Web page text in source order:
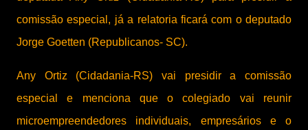
comissão especial, já a relatoria ficará com o deputado
Jorge Goetten (Republicanos- SC).
Any Ortiz (Cidadania-RS) vai presidir a comissão
especial e menciona que o colegiado vai reunir
microempreendedores individuais, empresários e o